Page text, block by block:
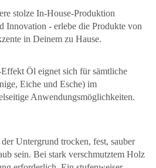
stolze In-House-Produktion
Innovation - erlebe die Produkte von
in Deinem zu Hause.
Öl eignet sich für sämtliche
Eiche und Esche) im
Anwendungsmöglichkeiten.
Untergrund trocken, fest, sauber
sein. Bei stark verschmutztem Holz